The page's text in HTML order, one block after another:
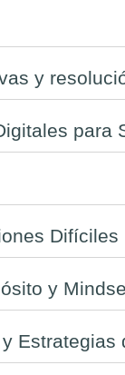
y
para
Difíciles
y
Estrategias